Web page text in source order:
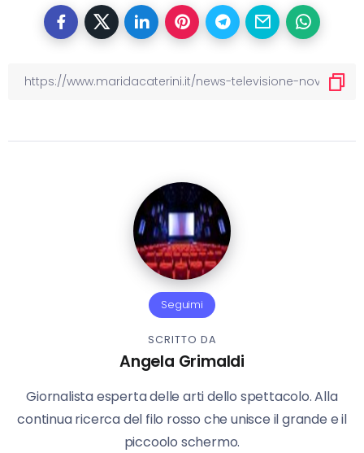
Seguimi
SCRITTO DA
Angela Grimaldi
Giornalista esperta delle arti dello spettacolo. Alla
continua ricerca del filo rosso che unisce il grande e il
piccoolo schermo.